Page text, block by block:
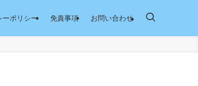
ーポリシー 免責事項 お問い合わせ